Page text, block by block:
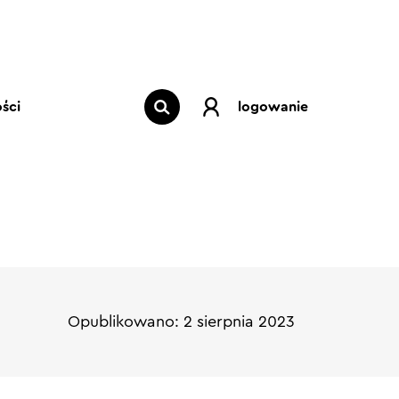
logowanie
Opublikowano: 2 sierpnia 2023